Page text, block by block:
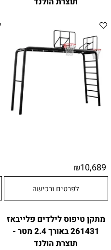
₪10,689
לפרטים ורכישה
מתקן טיפוס לילדים פלייבאז
261431 באורך 2.4 מטר -
תוצרת הולנד